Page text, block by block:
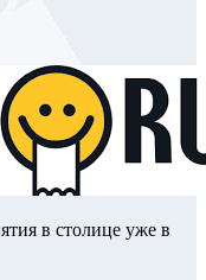
в столице уже в